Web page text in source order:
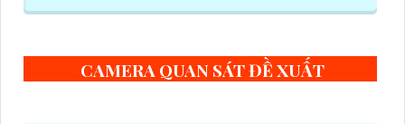
CAMERA QUAN SÁT ĐỀ XUẤT